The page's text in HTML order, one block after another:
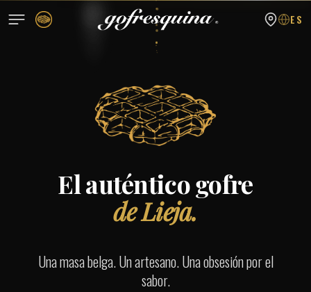
ES
El auténtico gofre
de Lieja.
Una masa belga. Un artesano. Una obsesión por el
sabor.